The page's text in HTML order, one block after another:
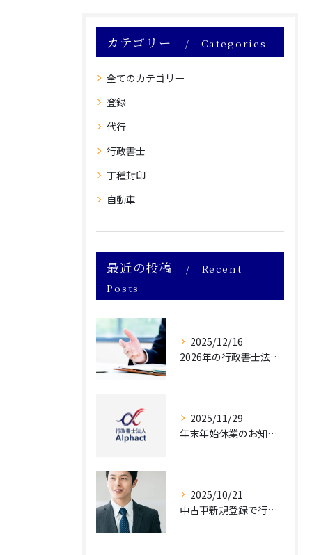
カテゴリー Categories
全てのカテゴリー
登録
代行
行政書士
丁種封印
自動車
最近の投稿
Recent
Posts
2025/12/16
2026年の行政書士法改正によって自動車業界が受ける影響について
2025/11/29
年末年始休業のお知らせ
2025/10/21
中古車新規登録で行政書士に依頼すべき理由5選 専門家のサポートで手続きをスムーズにするメリットを解説